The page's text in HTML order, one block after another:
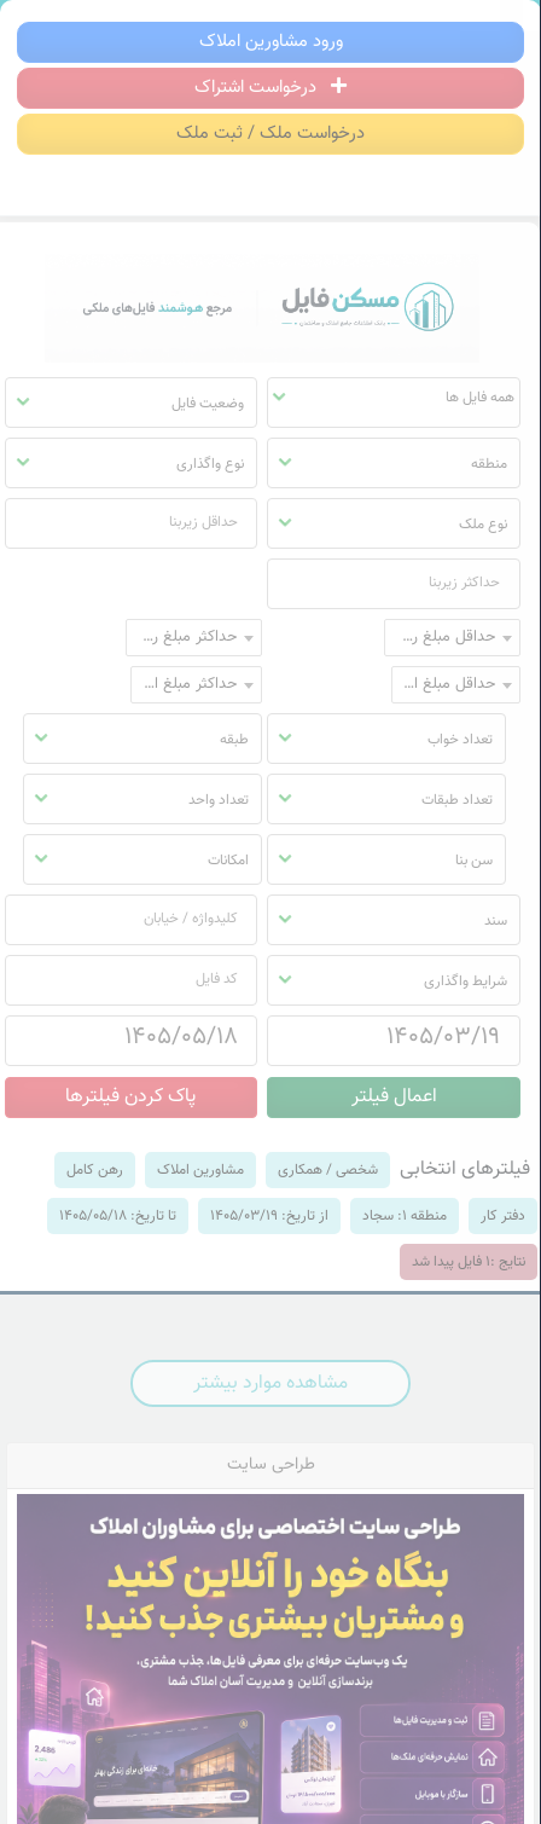
مسکن فایل | خرید، فروش، رهن و اجاره
ورود مشاورین املاک
درخواست اشتراک
درخواست ملک / ثبت ملک
مسکن
فایل
وضعیت فایل
منطقه نوع واگذاری
نوع ملک
حداقل مبلغ رهن
حداکثر مبلغ رهن
حداقل مبلغ اجاره
حداکثر مبلغ اجاره
تعداد خواب طبقه
تعداد طبقات تعداد واحد
سن بنا امکانات
سند
شرایط واگذاری
فیلترهای انتخابی شخصی / همکاری مشاورین املاک رهن کامل
دفتر کار منطقه 1: سجاد از تاریخ: 1405/03/19 تا تاریخ: 1405/05/18
نتایج :1 فایل پیدا شد
مشاهده موارد بیشتر
طراحی سایت